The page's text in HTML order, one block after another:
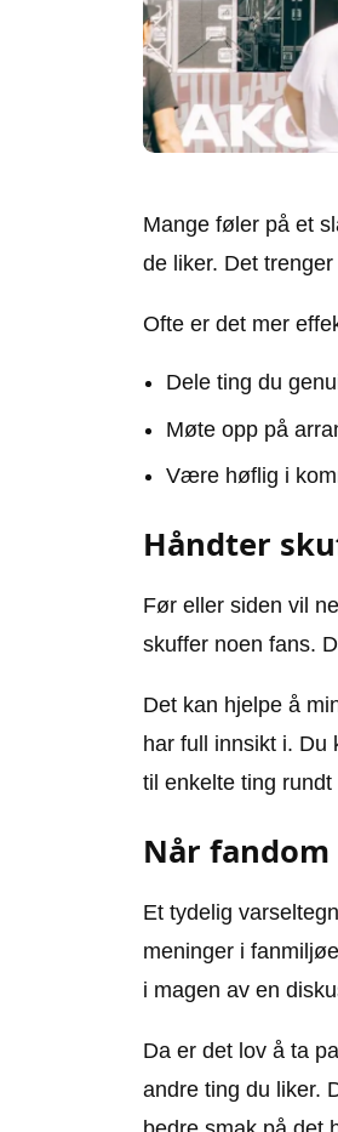
Mange føler på et
de liker. Det
Ofte er det mer
Dele ting du
Møte opp på
Være høflig i
Håndter
Før eller siden vil
skuffer noen fans.
Det kan hjelpe å
har full innsikt i. Du
til enkelte ting rundt
Når
Et tydelig
meninger i
i magen av en
Da er det lov å ta
andre ting du liker.